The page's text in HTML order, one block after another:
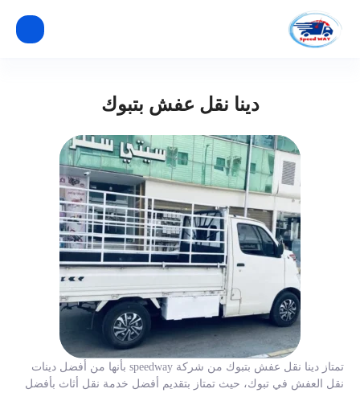
دينا نقل عفش بتبوك
تمتاز دينا نقل عفش بتبوك من شركة speedway بأنها من أفضل دينات
نقل العفش في تبوك، حيث تمتاز بتقديم أفضل خدمة نقل أثاث بأفضل